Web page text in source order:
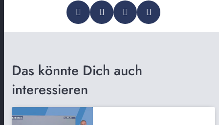
Das könnte Dich auch
interessieren